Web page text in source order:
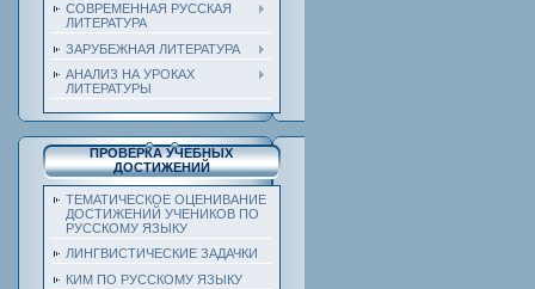
СОВРЕМЕННАЯ РУССКАЯ
ЛИТЕРАТУРА
ЗАРУБЕЖНАЯ ЛИТЕРАТУРА
АНАЛИЗ НА УРОКАХ
ЛИТЕРАТУРЫ
ПРОВЕРКА УЧЕБНЫХ
ДОСТИЖЕНИЙ
ТЕМАТИЧЕСКОЕ ОЦЕНИВАНИЕ
ДОСТИЖЕНИЙ УЧЕНИКОВ ПО
РУССКОМУ ЯЗЫКУ
ЛИНГВИСТИЧЕСКИЕ ЗАДАЧКИ
КИМ ПО РУССКОМУ ЯЗЫКУ